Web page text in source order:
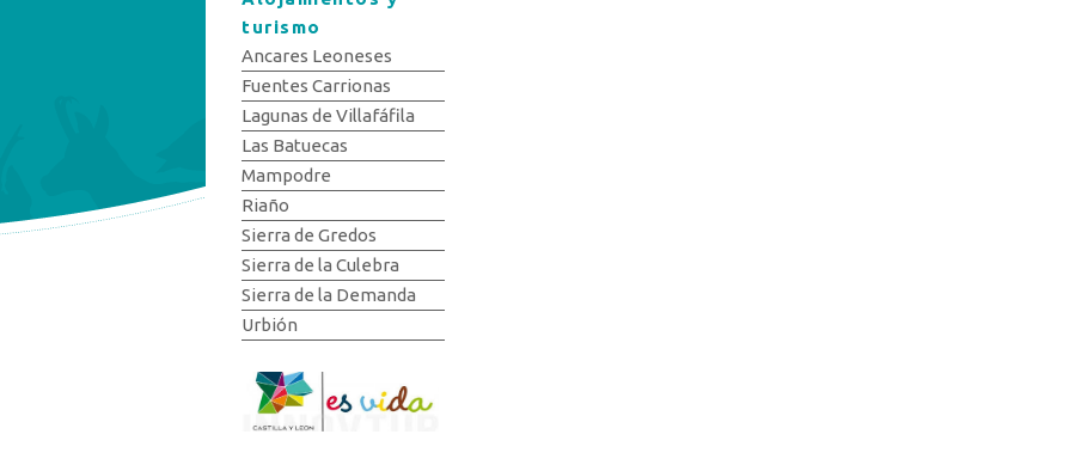
turismo
Ancares Leoneses
Fuentes Carrionas
Lagunas de Villafáfila
Las Batuecas
Mampodre
Riaño
Sierra de Gredos
Sierra de la Culebra
Sierra de la Demanda
Urbión